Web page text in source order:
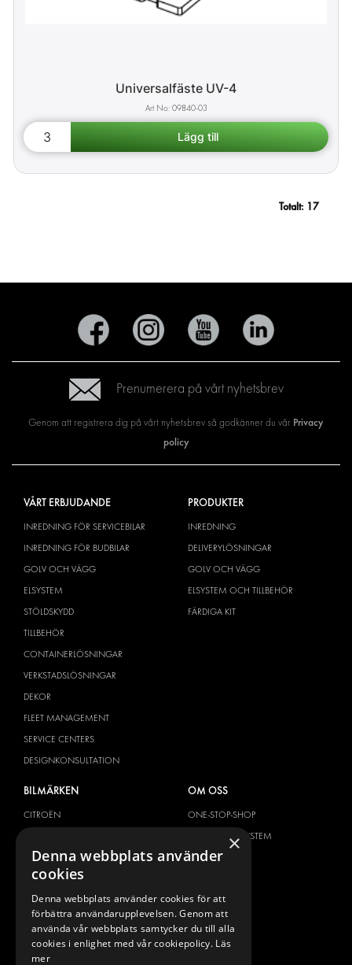
Universalfäste UV-4
09840-03
Totalt: 17
Prenumerera på vårt nyhetsbrev
Genom att registrera dig på vårt nyhetsbrev så godkänner du vår Privacy
policy
VÅRT ERBJUDANDE
INREDNING FÖR SERVICEBILAR
INREDNING FÖR BUDBILAR
GOLV OCH VÄGG
ELSYSTEM
STÖLDSKYDD
TILLBEHÖR
CONTAINERLÖSNINGAR
VERKSTADSLÖSNINGAR
DEKOR
FLEET MANAGEMENT
SERVICE CENTERS
DESIGNKONSULTATION
PRODUKTER
INREDNING
DELIVERYLÖSNINGAR
GOLV OCH VÄGG
ELSYSTEM OCH TILLBEHÖR
FÄRDIGA KIT
BILMÄRKEN
CITROËN
FIAT
FORD
HYUNDAI
IVECO
MAN
OM OSS
ONE-STOP-SHOP
OM MODUL-SYSTEM
BROSCHYRER
NYHETER
KONTAKT
KONTAKTA OSS
×
Denna webbplats använder
cookies
Denna webbplats använder cookies för att
förbättra användarupplevelsen. Genom att
använda vår webbplats samtycker du till alla
cookies i enlighet med vår cookiepolicy. Läs
mer